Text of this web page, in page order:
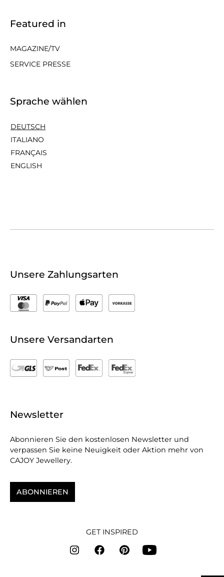
Featured in
MAGAZINE/TV
SERVICE PRESSE
Sprache wählen
DEUTSCH
ITALIANO
FRANÇAIS
ENGLISH
Unsere Zahlungsarten
Unsere Versandarten
Newsletter
Abonnieren Sie den kostenlosen Newsletter und
verpassen Sie keine Neuigkeit oder Aktion mehr von
CAJOY Jewellery.
ABONNIEREN
GET INSPIRED